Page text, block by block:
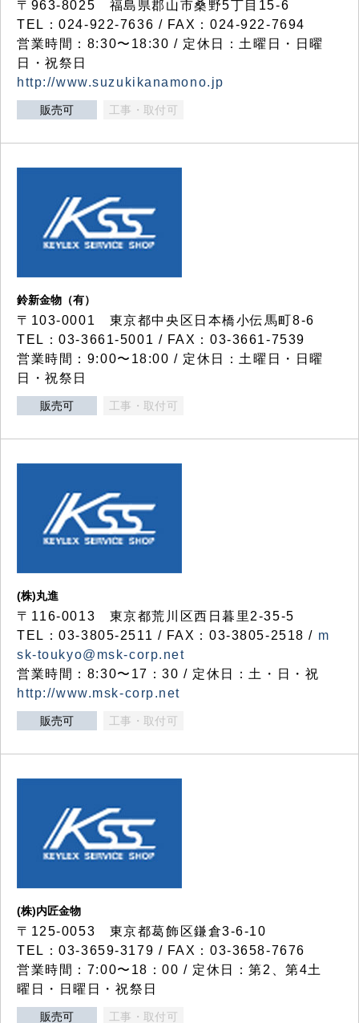
〒963-8025 福島県郡山市桑野5丁目15-6
TEL：024-922-7636 / FAX：024-922-7694
営業時間：8:30〜18:30 / 定休日：土曜日・日曜
日・祝祭日
http://www.suzukikanamono.jp
販売可 工事・取付可
鈴新金物（有）
〒103-0001 東京都中央区日本橋小伝馬町8-6
TEL：03-3661-5001 / FAX：03-3661-7539
営業時間：9:00〜18:00 / 定休日：土曜日・日曜
日・祝祭日
販売可 工事・取付可
(株)丸進
〒116-0013 東京都荒川区西日暮里2-35-5
TEL：03-3805-2511 / FAX：03-3805-2518 / m
sk-toukyo@msk-corp.net
営業時間：8:30〜17：30 / 定休日：土・日・祝
http://www.msk-corp.net
販売可 工事・取付可
(株)内匠金物
〒125-0053 東京都葛飾区鎌倉3-6-10
TEL：03-3659-3179 / FAX：03-3658-7676
営業時間：7:00〜18：00 / 定休日：第2、第4土
曜日・日曜日・祝祭日
販売可 工事・取付可